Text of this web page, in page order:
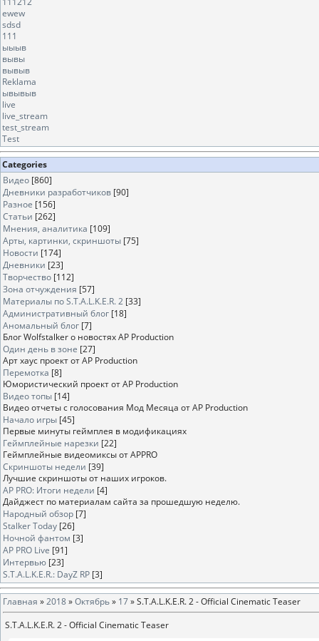
ewew
sdsd
111
ыыыв
вывы
вывыв
Reklama
ывывыв
live
live_stream
test_stream
Test
Categories
Видео [860]
Дневники разработчиков [90]
Разное [156]
Статьи [262]
Мнения, аналитика [109]
Арты, картинки, скриншоты [75]
Новости [174]
Дневники [23]
Творчество [112]
Зона отчуждения [57]
Материалы по S.T.A.L.K.E.R. 2 [33]
Административный блог [18]
Аномальный блог [7]
Блог Wolfstalker о новостях AP Production
Один день в зоне [27]
Арт хаус проект от AP Production
Перемотка [8]
Юмористический проект от AP Production
Видео топы [14]
Видео отчеты с голосования Мод Месяца от AP Production
Начало игры [45]
Первые минуты геймплея в модификациях
Геймплейные нарезки [22]
Геймплейные видеомиксы от APPRO
Скриншоты недели [39]
Лучшие скриншоты от наших игроков.
AP PRO: Итоги недели [4]
Дайджест по материалам сайта за прошедшую неделю.
Народный обзор [7]
Stalker Today [26]
Ночной фантом [3]
AP PRO Live [91]
Интервью [23]
S.T.A.L.K.E.R.: DayZ RP [3]
Главная »2018»Октябрь» 17» S.T.A.L.K.E.R. 2 - Official Cinematic Teaser
S.T.A.L.K.E.R. 2 - Official Cinematic Teaser